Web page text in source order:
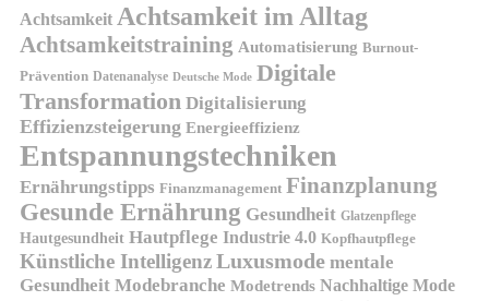
Achtsamkeit Achtsamkeit im Alltag
Achtsamkeitstraining Automatisierung Burnout-
Prävention Datenanalyse Deutsche Mode Digitale
Transformation Digitalisierung
Effizienzsteigerung Energieeffizienz
Entspannungstechniken
Ernährungstipps Finanzmanagement Finanzplanung
Gesunde Ernährung Gesundheit Glatzenpflege
Hautgesundheit Hautpflege Industrie 4.0 Kopfhautpflege
Künstliche IntelligenzLuxusmode mentale
Gesundheit Modebranche Modetrends Nachhaltige Mode